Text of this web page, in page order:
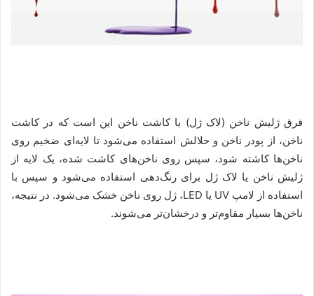
فرق ژلیش ناخن (لاک ژل) با کاشت ناخن این است که در کاشت
ناخن، از پودر ناخن و حلالش استفاده می‌شود تا لایه‌ای ضخیم روی
ناخن‌ها کاشته شود، سپس روی ناخن‌های کاشت شده، یک لایه از
ژلیش ناخن یا لاک ژل برای رنگ‌دهی استفاده می‌شود و سپس با
استفاده از لامپ UV یا LED، ژل روی ناخن خشک می‌شود. در نتیجه،
ناخن‌ها بسیار مقاوم‌تر و درخشان‌تر می‌شوند.